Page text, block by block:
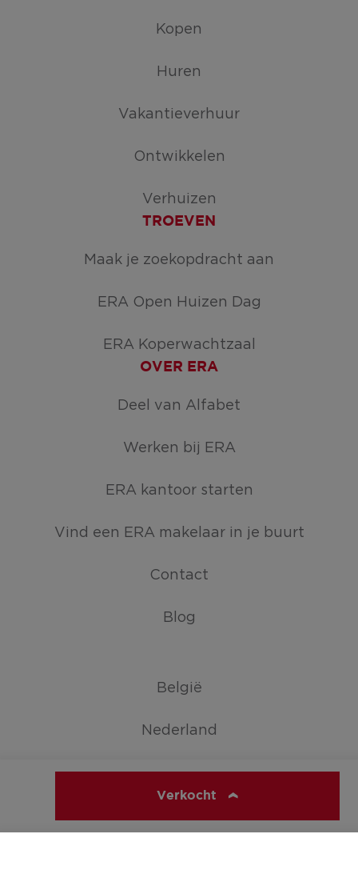
Verkocht
Kopen
Huren
Vakantieverhuur
Ontwikkelen
Verhuizen
TROEVEN
Maak je zoekopdracht aan
ERA Open Huizen Dag
ERA Koperwachtzaal
OVER ERA
Deel van Alfabet
Werken bij ERA
ERA kantoor starten
Vind een ERA makelaar in je buurt
Contact
Blog
België
Nederland
Duitsland